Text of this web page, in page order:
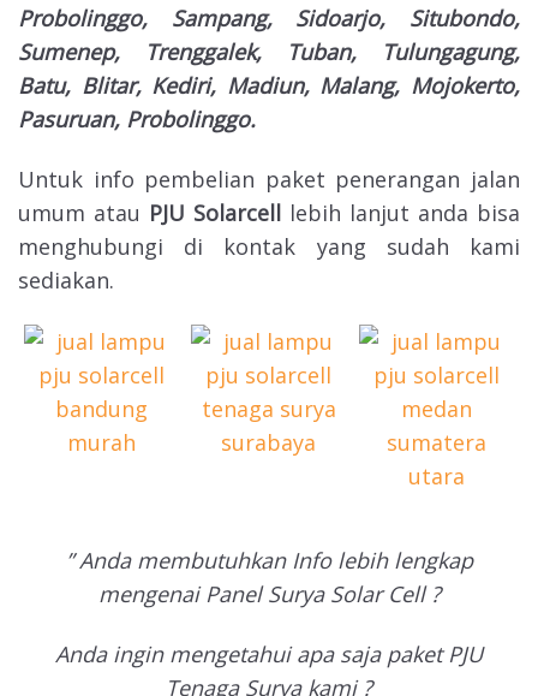
Probolinggo, Sampang, Sidoarjo, Situbondo,
Sumenep, Trenggalek, Tuban, Tulungagung,
Batu, Blitar, Kediri, Madiun, Malang, Mojokerto,
Pasuruan, Probolinggo.
Untuk info pembelian paket penerangan jalan
umum atau PJU Solarcell lebih lanjut anda bisa
menghubungi di kontak yang sudah kami
sediakan.
” Anda membutuhkan Info lebih lengkap
mengenai Panel Surya Solar Cell ?
Anda ingin mengetahui apa saja paket PJU
Tenaga Surya kami ?